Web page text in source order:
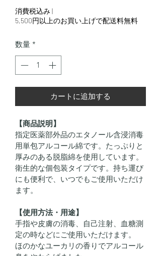
格
消費税込み|
5,500円以上のお買い上げで配送料無料
数量 *
カートに追加する
【商品説明】
指定医薬部外品のエタノール含浸消毒
用単包アルコール綿です。たっぷりと
厚みのある脱脂綿を使用しています。
衛生的な個包装タイプです。持ち運び
にも便利で、いつでもご使用いただけ
ます。
【使用方法・用途】
手指や皮膚の消毒、自己注射、血糖測
定の時などにご使用いただけます。
ほのかなユーカリの香りでアルコール